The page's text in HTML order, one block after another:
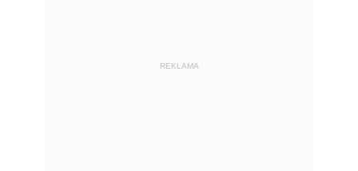
REKLAMA